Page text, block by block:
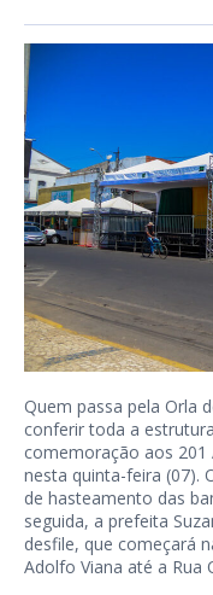
Quem passa pela Orla
conferir toda a
comemoração aos 201
nesta quinta-feira (07).
de hasteamento das
seguida, a prefeita
desfile, que começará
Adolfo Viana até a Rua